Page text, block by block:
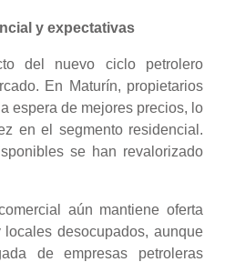
y expectativas
del nuevo ciclo petrolero
En Maturín, propietarios
espera de mejores precios, lo
en el segmento residencial.
se han revalorizado
aún mantiene oferta
desocupados, aunque
de empresas petroleras